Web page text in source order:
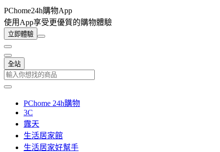
PChome24h購物App
使用App享受更優質的購物體驗
立即體驗
全站
PChome 24h購物
3C
露天
生活居家館
生活居家好幫手